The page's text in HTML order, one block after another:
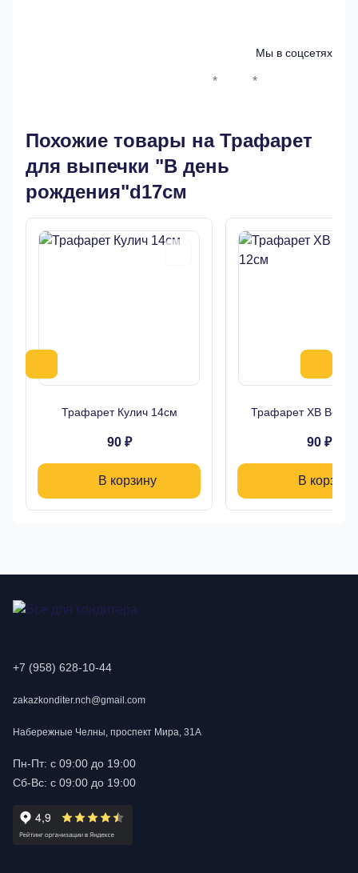
Мы в соцсетях
* *
Похожие товары на Трафарет
для выпечки "В день
рождения"d17см
Трафарет Кулич 14см
90 ₽
В корзину
Трафарет ХВ
90 ₽
В корзину
+7 (958) 628-10-44
zakazkonditer.nch@gmail.com
Набережные Челны, проспект Мира, 31А
Пн-Пт: с 09:00 до 19:00
Сб-Вс: с 09:00 до 19:00